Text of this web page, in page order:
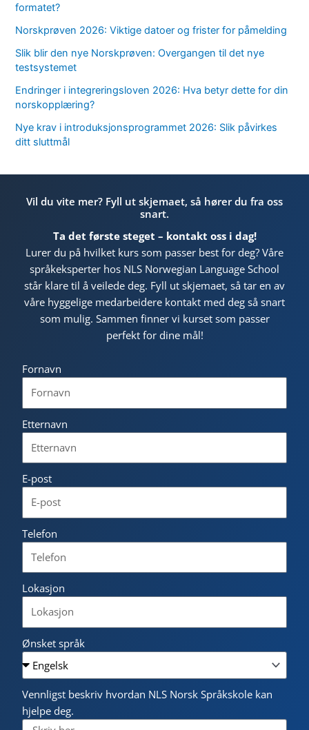
formatet?
Norskprøven 2026: Viktige datoer og frister for påmelding
Slik blir den nye Norskprøven: Overgangen til det nye
testsystemet
Endringer i integreringsloven 2026: Hva betyr dette for din
norskopplæring?
Nye krav i introduksjonsprogrammet 2026: Slik påvirkes
ditt sluttmål
Vil du vite mer? Fyll ut skjemaet, så hører du fra oss
snart.
Ta det første steget – kontakt oss i dag!
Lurer du på hvilket kurs som passer best for deg? Våre
språkeksperter hos NLS Norwegian Language School
står klare til å veilede deg. Fyll ut skjemaet, så tar en av
våre hyggelige medarbeidere kontakt med deg så snart
som mulig. Sammen finner vi kurset som passer
perfekt for dine mål!
Fornavn
Etternavn
E-post
Telefon
Lokasjon
Ønsket språk
Vennligst beskriv hvordan NLS Norsk Språkskole kan
hjelpe deg.